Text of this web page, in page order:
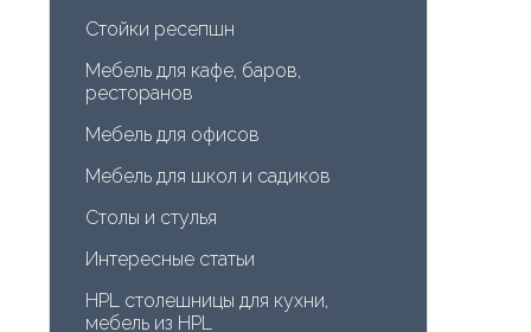
Стойки ресепшн
Мебель для кафе, баров,
ресторанов
Мебель для офисов
Мебель для школ и садиков
Столы и стулья
Интересные статьи
HPL столешницы для кухни,
мебель из HPL